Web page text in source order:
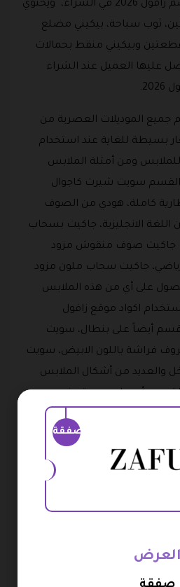
استخدام العميل كود خصم زافول 2026 في الشراء، ويحتوي
ثوب سباحة، بيكيني مضلع
وبيكيني منقط بحمالات
عليها العميل عند الشراء
جميع الموديلات العصرية من
بسيطة للغاية عند استخدام
ومن أمثلة الملابس
القسم سويت شيرت كاجوال
كاملة، هودي من الصوف
الانجليزية، جاكيت بسحاب
جاكيت صوف منقوش مزود
رياضي، جاكيت سحاب ملون مزود
على أي من هذه الملابس
اكواد موقع زافول
أيضاً على بنطال، سويت
فراشة باللون الابيض، سويت
والعديد من أشكال الملابس
زافول 2026.
متجر زافول بتخصيص قسم كامل
منه على إرضاء عملائه وتلبية
على المقاسات الكبيرة من
التي يبحث عنها العملاء
المنتجات ومن أمثلة
صفقة
العرض